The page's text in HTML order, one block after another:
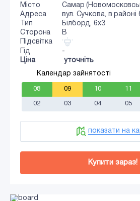
Місто
Самар
Адреса
вул. Сучкова, в
Тип
Білборд, 6х3
Сторона
B
Підсвітка
Гід
-
Ціна
уточніть
Календар зайнятості
08 09 10 11
02 03 04 05
показати на
Купити зараз!